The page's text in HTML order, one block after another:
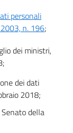
organizzazioni
personali
n. 196;
dei ministri,
dei dati
2018;
della